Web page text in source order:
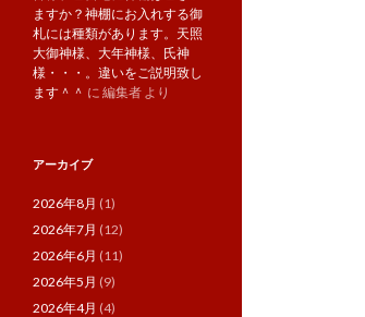
ますか？神棚にお入れする御
札には種類があります。天照
大御神様、大年神様、氏神
様・・・。違いをご説明致し
ます＾＾ に 編集者 より
アーカイブ
2026年8月 (1)
2026年7月 (12)
2026年6月 (11)
2026年5月 (9)
2026年4月 (4)